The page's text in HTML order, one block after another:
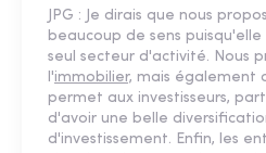
JPG : Je dirais que nous
beaucoup de sens
seul secteur d'activité. Nous
l'immobilier, mais également
permet aux investisseurs,
d'avoir une belle
d'investissement. Enfin, les